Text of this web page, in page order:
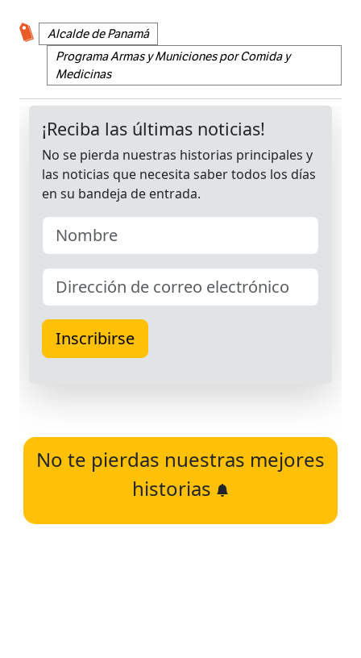
Alcalde de Panamá
Programa Armas y Municiones por Comida y
Medicinas
No te pierdas nuestras mejores
historias